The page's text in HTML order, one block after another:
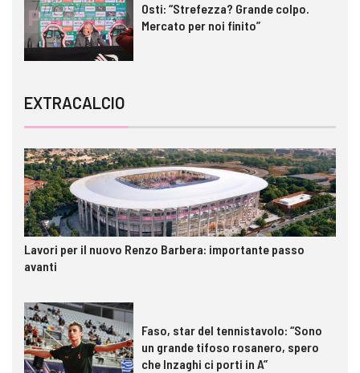
Osti: “Strefezza? Grande colpo.
Mercato per noi finito”
EXTRACALCIO
Lavori per il nuovo Renzo Barbera: importante passo
avanti
Faso, star del tennistavolo: “Sono
un grande tifoso rosanero, spero
che Inzaghi ci porti in A”